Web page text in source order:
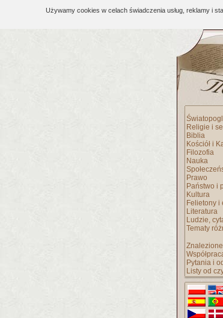
Używamy cookies w celach świadczenia usług, reklamy i
Religie i
Biblia
Kościół i
Filozofia
Nauka
Prawo
Państwo i
Kultura
Felietony i
Literatura
Ludzie,
Tematy
Pytania i
Listy od